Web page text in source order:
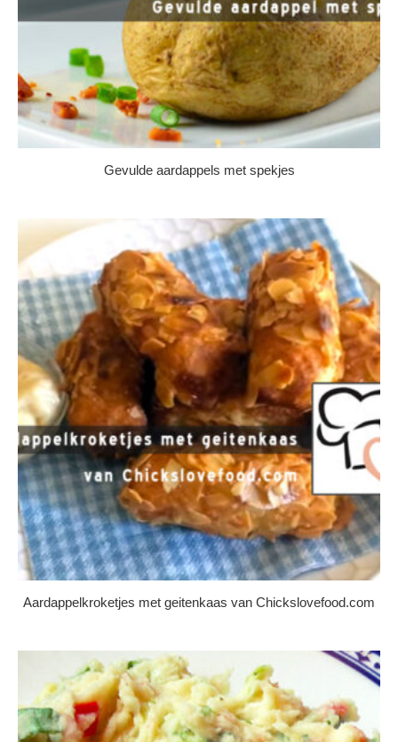
Gevulde aardappels met spekjes
Aardappelkroketjes met geitenkaas van Chickslovefood.com